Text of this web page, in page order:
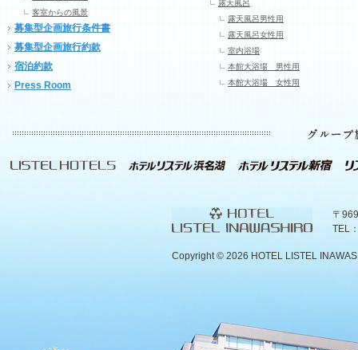
客室からの風景
募集型企画旅行条件書
募集型企画旅行約款
宿泊約款
Press Room
露天風呂
露天風呂男性用
露天風呂女性用
室内浴場
本館大浴場 男性用
本館大浴場 女性用
〒
TEL
Copyright © 2026 HOTEL LISTEL